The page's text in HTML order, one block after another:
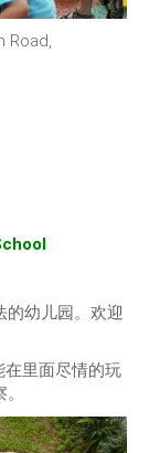
Road,
的幼儿园。欢迎
里面尽情的玩